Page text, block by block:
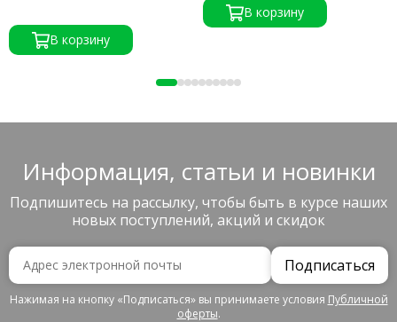
В корзину
В корзину
Информация, статьи и новинки
Подпишитесь на рассылку, чтобы быть в курсе наших
новых поступлений, акций и скидок
Подписаться
Нажимая на кнопку «Подписаться» вы принимаете условия Публичной
оферты.